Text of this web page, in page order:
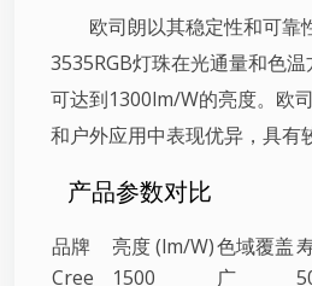
欧司朗以其稳定性和可靠
3535RGB灯珠在光通量和色
可达到1300lm/W的亮度。欧
和户外应用中表现优异，具有
产品参数对比
品牌 亮度 (lm/W)色域覆盖
Cree
1500 广